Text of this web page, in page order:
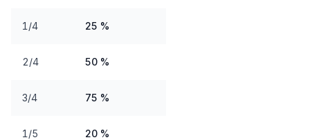
1/4 25 %
2/4 50 %
3/4 75 %
1/5 20 %